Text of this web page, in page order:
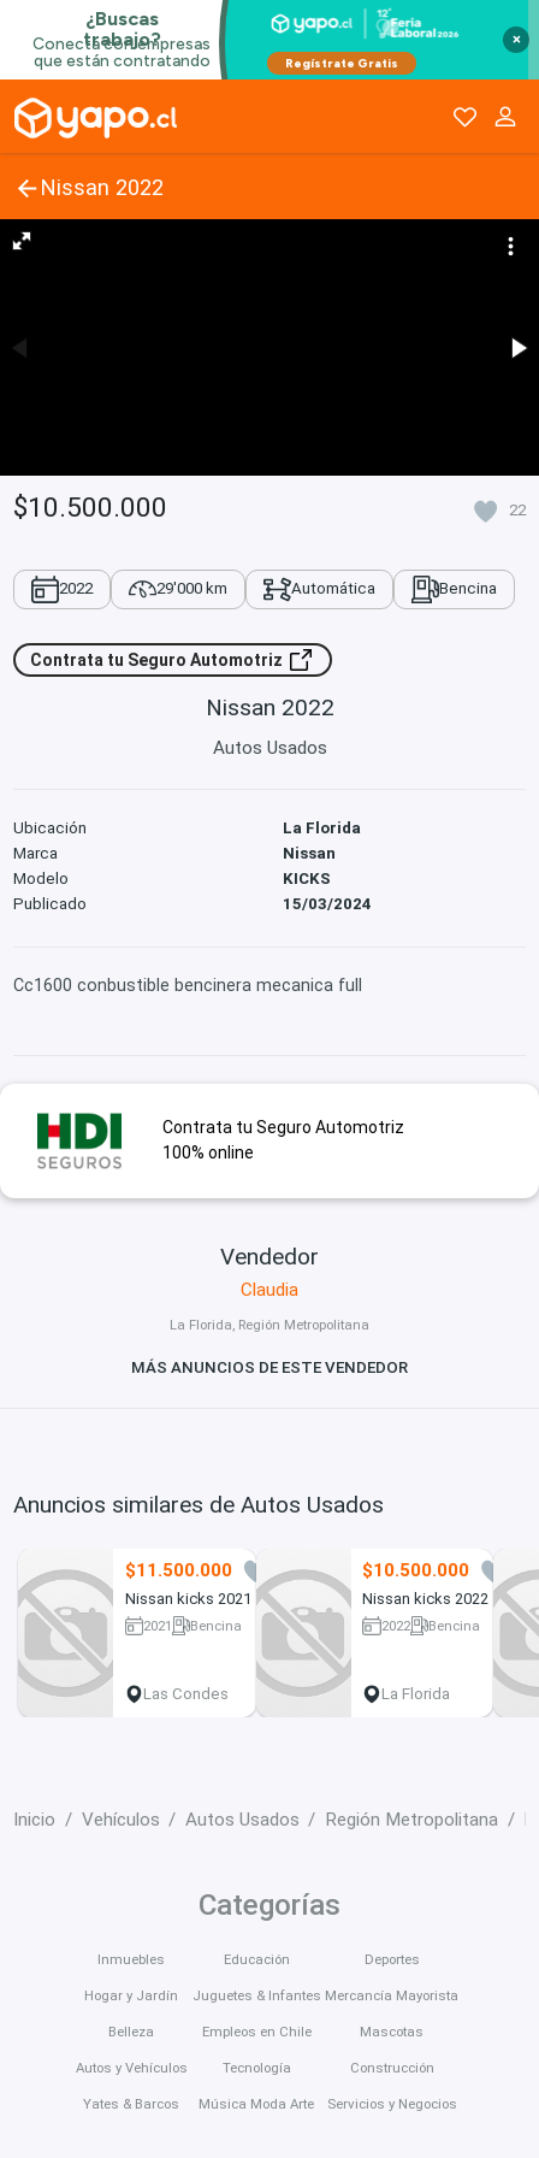
×
Nissan 2022
$10.500.000 22
2022 29'000 km Automática Bencina
Contrata tu Seguro Automotriz
Nissan 2022
Autos Usados
Ubicación
La Florida
Marca
Nissan
Modelo
KICKS
Publicado
15/03/2024
Cc1600 conbustible bencinera mecanica full
Contrata tu Seguro Automotriz
100% online
Vendedor
Claudia
La Florida, Región Metropolitana
MÁS ANUNCIOS DE ESTE VENDEDOR
Anuncios similares de Autos Usados
$11.500.000
7
Nissan kicks 2021
2021
Bencina
Las Condes
$10.500.000
16
Nissan kicks 2022
2022
Bencina
La Florida
Inicio Vehículos Autos Usados Región Metropolitana
Categorías
Inmuebles
Hogar y Jardín
Belleza
Autos y Vehículos
Yates & Barcos
Educación
Juguetes & Infantes
Empleos en Chile
Tecnología
Música Moda Arte
Deportes
Mercancía Mayorista
Mascotas
Construcción
Servicios y Negocios